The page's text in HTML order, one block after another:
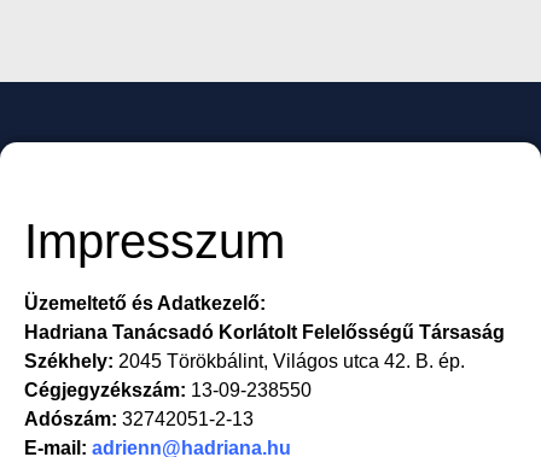
Impresszum
Üzemeltető és Adatkezelő:
Hadriana Tanácsadó Korlátolt Felelősségű Társaság
Székhely: 2045 Törökbálint, Világos utca 42. B. ép.
Cégjegyzékszám: 13-09-238550
Adószám: 32742051-2-13
E-mail: adrienn@hadriana.hu